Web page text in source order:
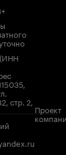
стр. 2,
Проект